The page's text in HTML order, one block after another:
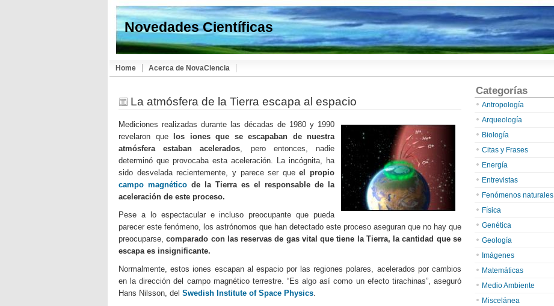
Novedades Científicas
Home Acerca de NovaCiencia
La atmósfera de la Tierra escapa al espacio
Mediciones realizadas durante las décadas de 1980 y 1990
revelaron que
los iones que se escapaban de nuestra
atmósfera estaban acelerados, pero entonces, nadie
determinó que provocaba esta aceleración. La incógnita, ha
sido desvelada recientemente, y parece ser queel propio
campo magnético de la Tierra es el responsable de la
aceleración de este proceso.
Pese a lo espectacular e incluso preocupante que pueda
parecer este fenómeno, los astrónomos que han detectado este proceso aseguran que no hay que
preocuparse,comparado con las reservas de gas vital que tiene la Tierra, la cantidad que se
escapa es insignificante.
Normalmente, estos iones escapan al espacio por las regiones polares, acelerados por cambios
en la dirección del campo magnético terrestre. “Es algo así como un efecto tirachinas”, aseguró
Hans Nilsson, del Swedish Institute of Space Physics.
Categorías
Antropología
Arqueología
Biología
Citas y Frases
Energía
Entrevistas
Fenómenos naturales
Física
Genética
Geología
Imágenes
Matemáticas
Medio Ambiente
Miscelánea